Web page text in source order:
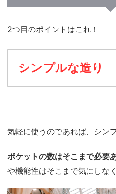
2つ目のポイントはこれ！
シンプルな造り
気軽に使うのであれば、シン
ポケットの数はそこまで必要
や機能性はそこまで気にしな